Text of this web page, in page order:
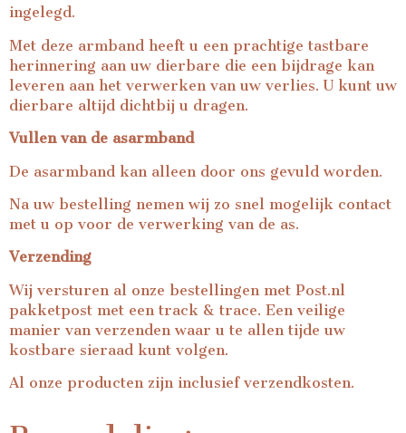
ingelegd.
Met deze armband heeft u een prachtige tastbare
herinnering aan uw dierbare die een bijdrage kan
leveren aan het verwerken van uw verlies. U kunt uw
dierbare altijd dichtbij u dragen.
Vullen van de asarmband
De asarmband kan alleen door ons gevuld worden.
Na uw bestelling nemen wij zo snel mogelijk contact
met u op voor de verwerking van de as.
Verzending
Wij versturen al onze bestellingen met Post.nl
pakketpost met een track & trace. Een veilige
manier van verzenden waar u te allen tijde uw
kostbare sieraad kunt volgen.
Al onze producten zijn inclusief verzendkosten.